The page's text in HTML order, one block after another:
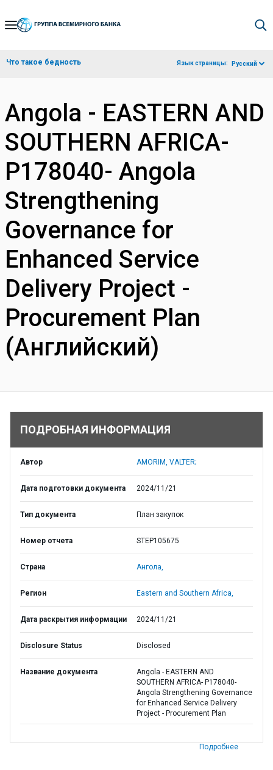
Skip
Navigation
Что такое бедность Язык страницы: Русский
Angola - EASTERN AND
SOUTHERN AFRICA-
P178040- Angola
Strengthening
Governance for
Enhanced Service
Delivery Project -
Procurement Plan
(Английский)
ПОДРОБНАЯ ИНФОРМАЦИЯ
Автор AMORIM, VALTER;
Дата подготовки документа 2024/11/21
Тип документа План закупок
Номер отчета STEP105675
Страна Ангола,
Регион Eastern and Southern Africa,
Дата раскрытия информации 2024/11/21
Disclosure Status Disclosed
Название документа
Angola - EASTERN AND
SOUTHERN AFRICA- P178040-
Angola Strengthening Governance
for Enhanced Service Delivery
Project - Procurement Plan
Подробнее